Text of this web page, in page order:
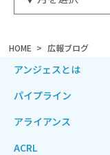
HOME 広報ブログ
アンジェスとは
パイプライン
アライアンス
ACRL